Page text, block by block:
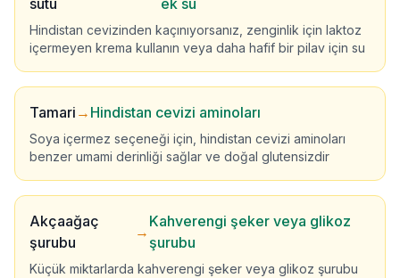
sütü
ek su
Hindistan cevizinden kaçınıyorsanız, zenginlik için laktoz
içermeyen krema kullanın veya daha hafif bir pilav için su
Tamari → Hindistan cevizi aminoları
Soya içermez seçeneği için, hindistan cevizi aminoları
benzer umami derinliği sağlar ve doğal glutensizdir
Akçaağaç
şurubu
→
Kahverengi şeker veya glikoz
şurubu
Küçük miktarlarda kahverengi şeker veya glikoz şurubu